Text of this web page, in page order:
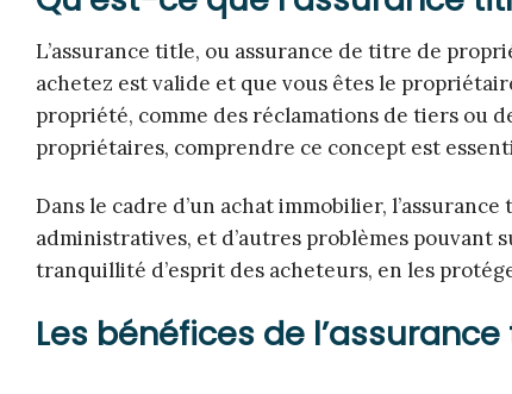
L’assurance title, ou assurance de titre de
achetez est valide et que vous êtes le
propriété, comme des réclamations de tiers ou
propriétaires, comprendre ce concept est
Dans le cadre d’un achat immobilier,
administratives, et d’autres problèmes pouvant
tranquillité d’esprit des acheteurs, en les
Les bénéfices de